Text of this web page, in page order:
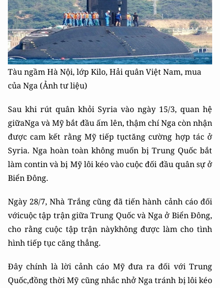
Tàu ngầm Hà Nội, lớp Kilo, Hải quân Việt Nam, mua
của Nga (Ảnh tư liệu)
Sau khi rút quân khỏi Syria vào ngày 15/3, quan hệ
giữaNga và Mỹ bắt đầu ấm lên, thậm chí Nga còn nhận
được cam kết rằng Mỹ tiếp tụctăng cường hợp tác ở
Syria. Nga hoàn toàn không muốn bị Trung Quốc bắt
làm contin và bị Mỹ lôi kéo vào cuộc đối đầu quân sự ở
Biển Đông.
Ngày 28/7, Nhà Trắng cũng đã tiến hành cảnh cáo đối
vớicuộc tập trận giữa Trung Quốc và Nga ở Biển Đông,
cho rằng cuộc tập trận nàykhông được làm cho tình
hình tiếp tục căng thẳng.
Đây chính là lời cảnh cáo Mỹ đưa ra đối với Trung
Quốc,đồng thời Mỹ cũng nhắc nhở Nga tránh bị lôi kéo